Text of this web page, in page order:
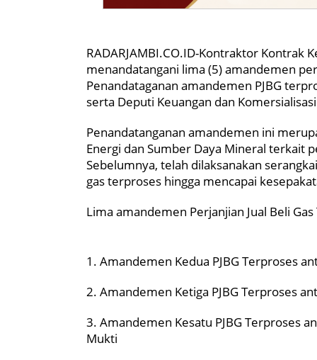
RADARJAMBI.CO.ID-Kontraktor Kontrak
menandatangani lima (5) amandemen
Penandataganan amandemen PJBG
serta Deputi Keuangan dan
Penandatanganan amandemen ini
Energi dan Sumber Daya Mineral terkait
Sebelumnya, telah dilaksanakan
gas terproses hingga mencapai
Lima amandemen Perjanjian Jual Beli
1. Amandemen Kedua PJBG Terproses
2. Amandemen Ketiga PJBG Terproses
3. Amandemen Kesatu PJBG Terproses
Mukti